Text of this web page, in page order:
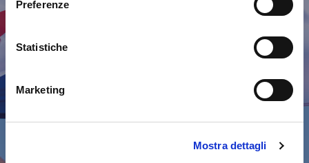
Preferenze
Statistiche
Marketing
Mostra dettagli